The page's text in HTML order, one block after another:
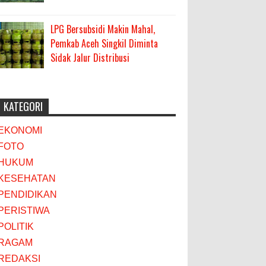
LPG Bersubsidi Makin Mahal,
Pemkab Aceh Singkil Diminta
Sidak Jalur Distribusi
KATEGORI